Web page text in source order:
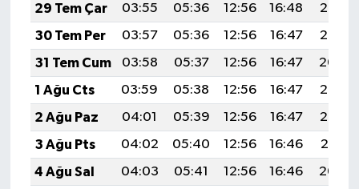
29 Tem Çar
03:55 05:36 12:56 16:48
20:06
30 Tem Per
03:57 05:36 12:56 16:47
20:05
31 Tem Cum
03:58 05:37 12:56 16:47
20:04
1 Ağu Cts
03:59 05:38 12:56 16:47
20:03
2 Ağu Paz
04:01 05:39 12:56 16:47
20:02
3 Ağu Pts
04:02 05:40 12:56 16:46
20:01
4 Ağu Sal
04:03 05:41 12:56 16:46
20:00